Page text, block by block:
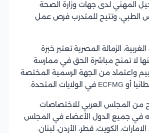
المهني لدى جهات وزارة الصحة
الطبي، وتتيح للمتدرب فرص عمل
الزمالة المصرية تعتبر خبرة
لا تمنح مباشرة الحق في ممارسة
واعتماد من الجهة الرسمية المختصة
من المجلس العربي للاختصاصات
في جميع الدول الأعضاء في المجلس
الكويت، قطر، الأردن، لبنان.